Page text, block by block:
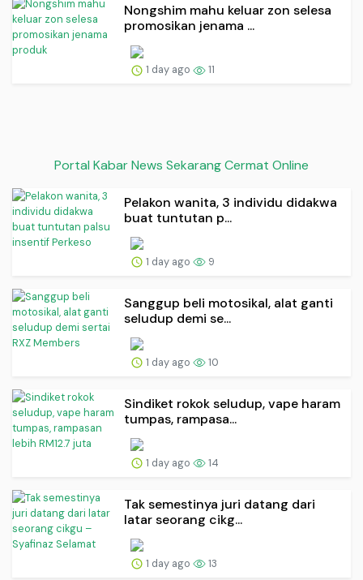
Nongshim mahu keluar zon selesa
promosikan jenama ...
1 day ago 11
Portal Kabar News Sekarang Cermat Online
Pelakon wanita, 3 individu didakwa
buat tuntutan p...
1 day ago 9
Sanggup beli motosikal, alat ganti
seludup demi se...
1 day ago 10
Sindiket rokok seludup, vape haram
tumpas, rampasa...
1 day ago 14
Tak semestinya juri datang dari
latar seorang cikg...
1 day ago 13